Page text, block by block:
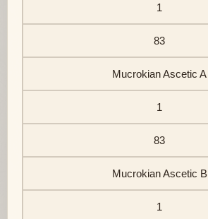
1
83
Mucrokian Ascetic A
1
83
Mucrokian Ascetic B
1